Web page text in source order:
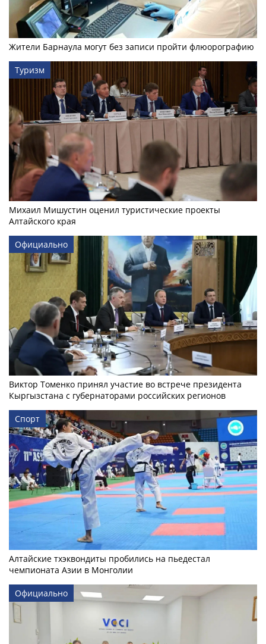
Жители Барнаула могут без записи пройти флюорографию
Туризм
Михаил Мишустин оценил туристические проекты
Алтайского края
Официально
Виктор Томенко принял участие во встрече президента
Кыргызстана с губернаторами российских регионов
Спорт
Алтайские тхэквондиты пробились на пьедестал
чемпионата Азии в Монголии
Официально